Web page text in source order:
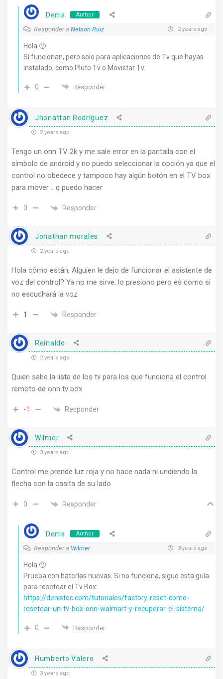
Denis Author
Responder a Nelson Ruiz 2 years ago
Hola 🙂
Sí funcionan, pero solo para aplicaciones de Tv que hayas
instalado, como Pluto Tv o Movistar Tv.
0 Responder
Jhonattan Rodríguez
2 years ago
Tengo un onn TV 2k y me sale error en la pantalla con el
símbolo de android y no puedo seleccionar la opción ya que el
control no obedece y tampoco hay algún botón en el TV box
para mover .. q puedo hacer
0 Responder
Jonathan morales
2 years ago
Hola cómo están, Alguien le dejo de funcionar el asistente de
voz del control? Ya no me sirve, lo presiono pero es como si
no escuchará la voz
1 Responder
Reinaldo
2 years ago
Quien sabe la lista de los tv para los que funciona el control
remoto de onn tv box
-1 Responder
Wilmer
3 years ago
Control me prende luz roja y no hace nada ni undiendo la
flecha con la casita de su lado
0 Responder
Denis Author
Responder a Wilmer 3 years ago
Hola 🙂
Prueba con baterías nuevas. Si no funciona, sigue esta guía
para resetear el Tv Box:
https://denistec.com/tutoriales/factory-reset-como-
resetear-un-tv-box-onn-walmart-y-recuperar-el-sistema/
0 Responder
Humberto Valero
3 years ago